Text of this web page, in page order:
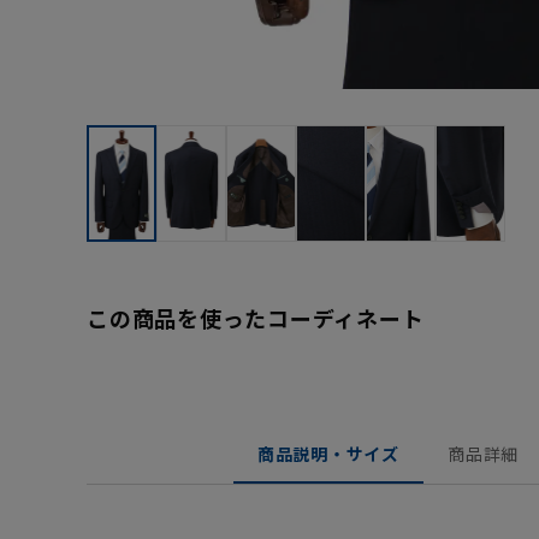
この商品を使ったコーディネート
商品説明・サイズ 商品詳細